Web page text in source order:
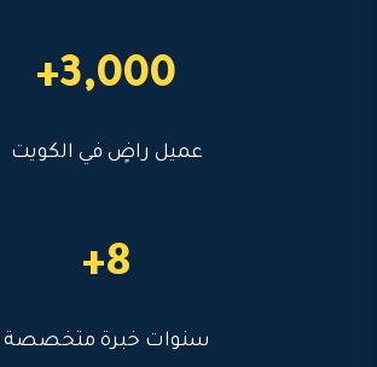
3,000+
عميل راضٍ في الكويت
8+
سنوات خبرة متخصصة